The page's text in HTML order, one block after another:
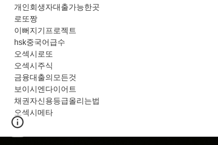
개인회생자대출가능한곳
로또짱
이뻐지기프로젝트
hsk중국어급수
오섹시로또
오섹시주식
금융대출의모든것
보이시엔다이어트
채권자신용등급올리는법
오섹시메타